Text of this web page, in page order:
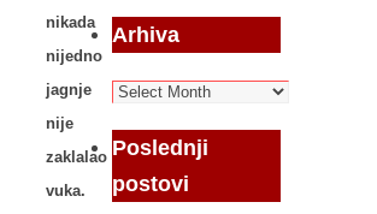
nikada
nijedno
jagnje
nije
zaklalao
vuka.
Arhiva
Arhiva
Poslednji
postovi